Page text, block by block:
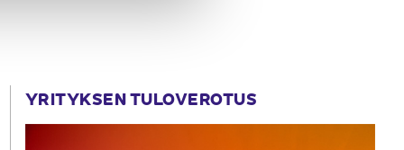
YRITYKSEN TULOVEROTUS